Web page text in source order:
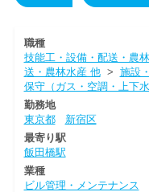
職種
技能工・設備・配送・農
送・農林水産 他> 施設
保守（ガス・空調・上下水
勤務地
東京都
新宿区
最寄り駅
飯田橋駅
業種
ビル管理・メンテナンス